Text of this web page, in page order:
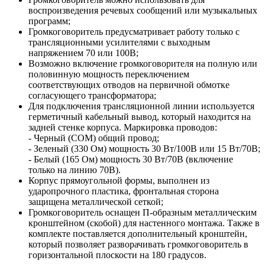
воспроизведения речевых сообщений или музыкальных
программ;
Громкоговоритель предусматривает работу только с
трансляционными усилителями с выходным
напряжением 70 или 100В;
Возможно включение громкоговорителя на полную или
половинную мощность переключением
соответствующих отводов на первичной обмотке
согласующего трансформатора;
Для подключения трансляционной линии используется
герметичный кабельный вывод, который находится на
задней стенке корпуса. Маркировка проводов:
- Черный (COM) общий провод;
- Зеленый (330 Ом) мощность 30 Вт/100В или 15 Вт/70В;
- Белый (165 Ом) мощность 30 Вт/70В (включение
только на линию 70В).
Корпус прямоугольной формы, выполнен из
ударопрочного пластика, фронтальная сторона
защищена металлической сеткой;
Громкоговоритель оснащен П-образным металлическим
кронштейном (скобой) для настенного монтажа. Также в
комплекте поставляется дополнительный кронштейн,
который позволяет разворачивать громкоговоритель в
горизонтальной плоскости на 180 градусов.